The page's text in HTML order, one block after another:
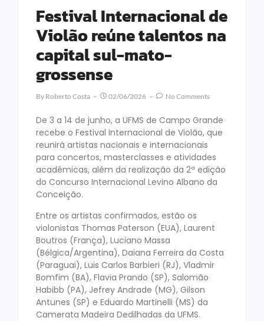
Festival Internacional de
Violão reúne talentos na
capital sul-mato-
grossense
By Roberto Costa 02/06/2026 No Comments
De 3 a 14 de junho, a UFMS de Campo Grande
recebe o Festival Internacional de Violão, que
reunirá artistas nacionais e internacionais
para concertos, masterclasses e atividades
acadêmicas, além da realização da 2ª edição
do Concurso Internacional Levino Albano da
Conceição.
Entre os artistas confirmados, estão os
violonistas Thomas Paterson (EUA), Laurent
Boutros (França), Luciano Massa
(Bélgica/Argentina), Daiana Ferreira da Costa
(Paraguai), Luis Carlos Barbieri (RJ), Vladmir
Bomfim (BA), Flavia Prando (SP), Salomão
Habibb (PA), Jefrey Andrade (MG), Gilson
Antunes (SP) e Eduardo Martinelli (MS) da
Camerata Madeira Dedilhadas da UFMS.